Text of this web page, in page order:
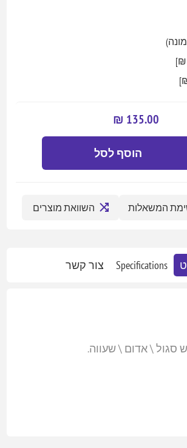
135.00 ₪
הוסף לסל
המשאלות השוואת מוצרים
Specifications צור קשר
סגול \ אדום \ שעווה.